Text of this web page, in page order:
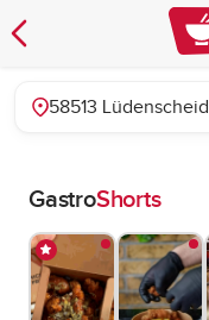
58513 Lüdenscheid
GastroShorts